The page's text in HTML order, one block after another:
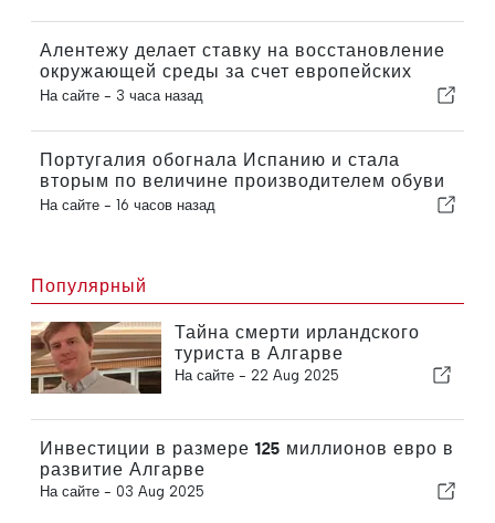
Алентежу делает ставку на восстановление
окружающей среды за счет европейских
средств
На сайте - 3 часа назад
Португалия обогнала Испанию и стала
вторым по величине производителем обуви
в Европе
На сайте - 16 часов назад
Популярный
Тайна смерти ирландского
туриста в Алгарве
На сайте - 22 Aug 2025
Инвестиции в размере 125 миллионов евро в
развитие Алгарве
На сайте - 03 Aug 2025